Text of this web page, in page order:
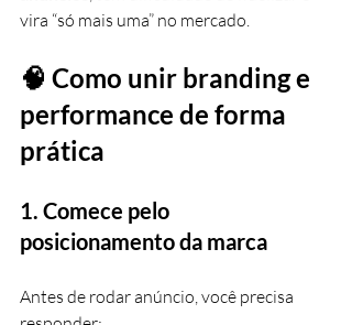
vira “só mais uma” no mercado.
🧠 Como unir branding e
performance de forma
prática
1. Comece pelo
posicionamento da marca
Antes de rodar anúncio, você precisa